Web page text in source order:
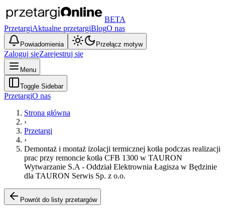
BETA
PrzetargiAktualne przetargiBlogO nas
Powiadomienia Przełącz motyw
Zaloguj sięZarejestruj się
Menu
Toggle Sidebar
PrzetargiO nas
Strona główna
›
Przetargi
›
Demontaż i montaż izolacji termicznej kotła podczas realizacji
prac przy remoncie kotła CFB 1300 w TAURON
Wytwarzanie S.A - Oddział Elektrownia Łagisza w Będzinie
dla TAURON Serwis Sp. z o.o.
Powrót do listy przetargów